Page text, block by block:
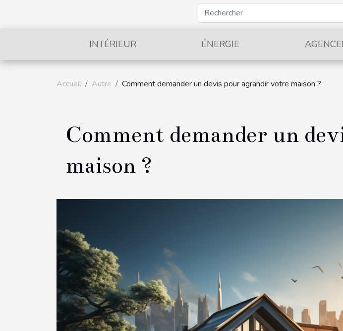
INTÉRIEUR ÉNERGIE
Accueil Autre Comment demander un devis pour agrandir votre maison ?
Comment demander un
maison ?